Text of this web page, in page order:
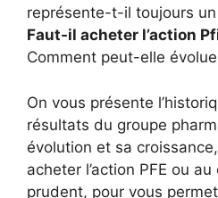
représente-t-il toujours
Faut-il acheter l’action
Comment peut-elle
On vous présente
résultats du groupe
évolution et sa
acheter l’action PFE ou
prudent, pour vous